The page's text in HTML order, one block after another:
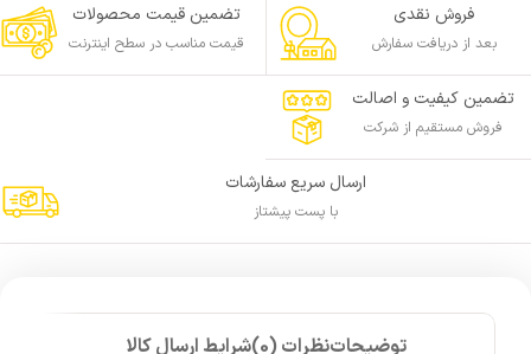
فروش نقدی
بعد از دریافت سفارش
تضمین قیمت محصولات
قیمت مناسب در سطح اینترنت
تضمین کیفیت و اصالت
فروش مستقیم از شرکت
ارسال سریع سفارشات
با پست پیشتاز
توضیحاتنظرات (0) شرایط ارسال کالا